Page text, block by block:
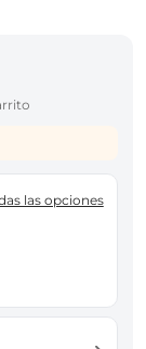
las opciones